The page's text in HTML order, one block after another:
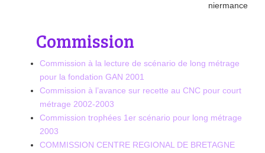
niermance
Commission
Commission à la lecture de scénario de long métrage
pour la fondation GAN 2001
Commission à l’avance sur recette au CNC pour court
métrage 2002-2003
Commission trophées 1er scénario pour long métrage
2003
COMMISSION CENTRE REGIONAL DE BRETAGNE